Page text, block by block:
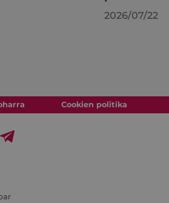
2026/07/22
Cookien politika